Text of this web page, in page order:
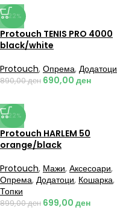
-22%
Protouch TENIS PRO 4000
black/white
Protouch, Опрема, Додатоци
890,00ден 690,00 ден
-22%
Protouch HARLEM 50
orange/black
Protouch, Мажи, Аксесоари,
Опрема, Додатоци, Кошарка,
Топки
899,00ден 699,00 ден